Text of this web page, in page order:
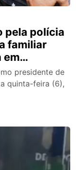
pela polícia
familiar
em
presidente de
quinta-feira (6),